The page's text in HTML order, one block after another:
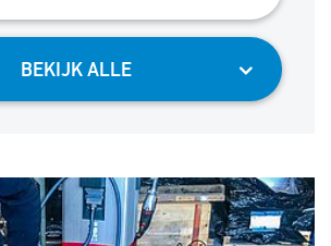
BEKIJK ALLE